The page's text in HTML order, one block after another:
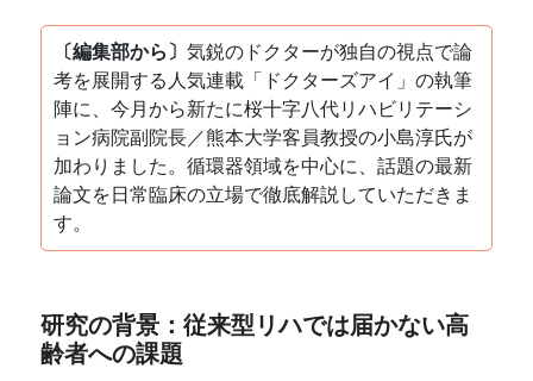
〔編集部から〕気鋭のドクターが独自の視点で論
考を展開する人気連載「ドクターズアイ」の執筆
陣に、今月から新たに桜十字八代リハビリテーシ
ョン病院副院長／熊本大学客員教授の小島淳氏が
加わりました。循環器領域を中心に、話題の最新
論文を日常臨床の立場で徹底解説していただきま
す。
研究の背景：従来型リハでは届かない高
齢者への課題